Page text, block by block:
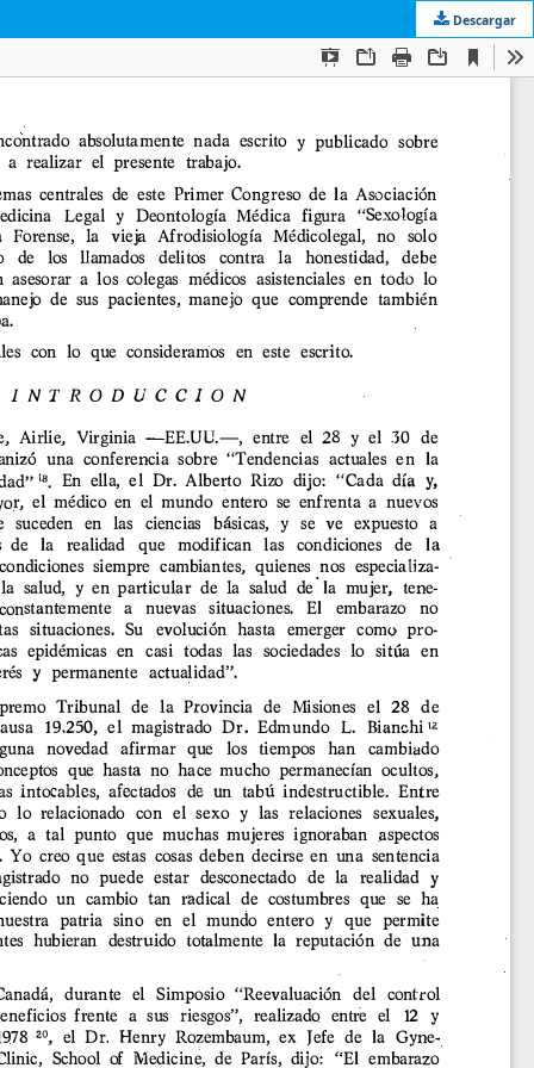
Descargar